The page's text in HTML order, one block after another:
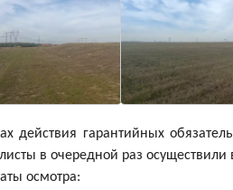
действия гарантийных
в очередной раз осуществили
осмотра: